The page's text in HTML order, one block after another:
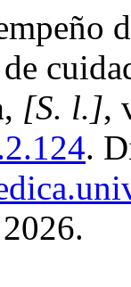
, [S. l.],
.